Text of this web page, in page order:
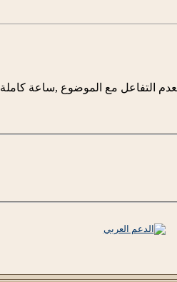
مع الموضوع ,ساعة كاملة 2مشاهدة فقط